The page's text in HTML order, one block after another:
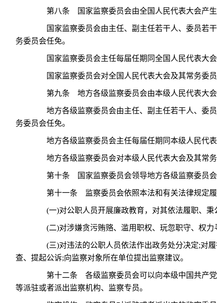
第八条 国家监察委员会由全国人民代表大会产生
国家监察委员会由主任、副主任若干人、委员若干
务委员会任免。
国家监察委员会主任每届任期同全国人民代表大会
国家监察委员会对全国人民代表大会及其常务委员
第九条 地方各级监察委员会由本级人民代表大会
地方各级监察委员会由主任、副主任若干人、委员
务委员会任免。
地方各级监察委员会主任每届任期同本级人民代表
地方各级监察委员会对本级人民代表大会及其常务
第十条 国家监察委员会领导地方各级监察委员会
第十一条 监察委员会依照本法和有关法律规定履
(一)对公职人员开展廉政教育，对其依法履职、秉
(二)对涉嫌贪污贿赂、滥用职权、玩忽职守、权力
(三)对违法的公职人员依法作出政务处分决定;对履
查、提起公诉;向监察对象所在单位提出监察建议。
第十二条 各级监察委员会可以向本级中国共产党
等派驻或者派出监察机构、监察专员。